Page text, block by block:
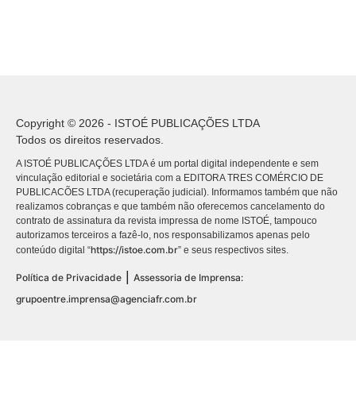
Copyright © 2026 - ISTOÉ PUBLICAÇÕES LTDA
Todos os direitos reservados.
A ISTOÉ PUBLICAÇÕES LTDA é um portal digital independente e sem
vinculação editorial e societária com a EDITORA TRES COMÉRCIO DE
PUBLICACÕES LTDA (recuperação judicial). Informamos também que não
realizamos cobranças e que também não oferecemos cancelamento do
contrato de assinatura da revista impressa de nome ISTOÉ, tampouco
autorizamos terceiros a fazê-lo, nos responsabilizamos apenas pelo
conteúdo digital “https://istoe.com.br” e seus respectivos sites.
Política de Privacidade
Assessoria de Imprensa:
grupoentre.imprensa@agenciafr.com.br